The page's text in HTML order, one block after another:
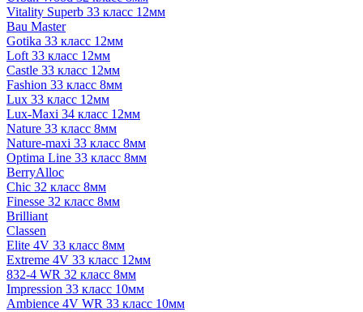
Vitality Superb 33 класс 12мм
Bau Master
Gotika 33 класс 12мм
Loft 33 класс 12мм
Castle 33 класс 12мм
Fashion 33 класс 8мм
Lux 33 класс 12мм
Lux-Maxi 34 класс 12мм
Nature 33 класс 8мм
Nature-maxi 33 класс 8мм
Optima Line 33 класс 8мм
BerryAlloc
Chic 32 класс 8мм
Finesse 32 класс 8мм
Brilliant
Classen
Elite 4V 33 класс 8мм
Extreme 4V 33 класс 12мм
832-4 WR 32 класс 8мм
Impression 33 класс 10мм
Ambience 4V WR 33 класс 10мм